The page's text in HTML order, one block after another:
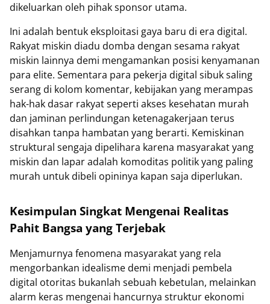
dikeluarkan oleh pihak sponsor utama.
Ini adalah bentuk eksploitasi gaya baru di era digital.
Rakyat miskin diadu domba dengan sesama rakyat
miskin lainnya demi mengamankan posisi kenyamanan
para elite. Sementara para pekerja digital sibuk saling
serang di kolom komentar, kebijakan yang merampas
hak-hak dasar rakyat seperti akses kesehatan murah
dan jaminan perlindungan ketenagakerjaan terus
disahkan tanpa hambatan yang berarti. Kemiskinan
struktural sengaja dipelihara karena masyarakat yang
miskin dan lapar adalah komoditas politik yang paling
murah untuk dibeli opininya kapan saja diperlukan.
Kesimpulan Singkat Mengenai Realitas
Pahit Bangsa yang Terjebak
Menjamurnya fenomena masyarakat yang rela
mengorbankan idealisme demi menjadi pembela
digital otoritas bukanlah sebuah kebetulan, melainkan
alarm keras mengenai hancurnya struktur ekonomi